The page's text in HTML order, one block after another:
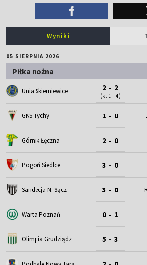
Wyniki
05 SIERPNIA 2026
Piłka nożna
Unia Skierniewice 2 - 2
(k. 1 - 4)
GKS Tychy 1 - 0
Górnik Łęczna 2 - 0
Pogoń Siedlce 3 - 0
Sandecja N. Sącz 3 - 0
Warta Poznań 0 - 1
Olimpia Grudziądz 5 - 3